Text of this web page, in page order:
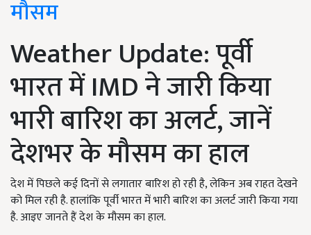
मौसम
Weather Update: पूर्वी
भारत में IMD ने जारी किया
भारी बारिश का अलर्ट, जानें
देशभर के मौसम का हाल
देश में पिछले कई दिनों से लगातार बारिश हो रही है, लेकिन अब राहत देखने
को मिल रही है. हालांकि पूर्वी भारत में भारी बारिश का अलर्ट जारी किया गया
है. आइए जानते हैं देश के मौसम का हाल.